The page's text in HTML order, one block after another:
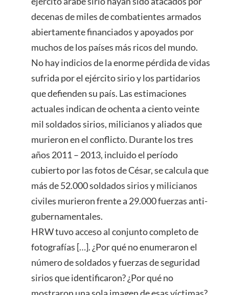
decenas de miles de combatientes armados
abiertamente financiados y apoyados por
muchos de los países más ricos del mundo.
No hay indicios de la enorme pérdida de vidas
sufrida por el ejército sirio y los partidarios
que defienden su país. Las estimaciones
actuales indican de ochenta a ciento veinte
mil soldados sirios, milicianos y aliados que
murieron en el conflicto. Durante los tres
años 2011 – 2013, incluido el período
cubierto por las fotos de César, se calcula que
más de 52.000 soldados sirios y milicianos
civiles murieron frente a 29.000 fuerzas anti-
gubernamentales.
HRW tuvo acceso al conjunto completo de
fotografías […]. ¿Por qué no enumeraron el
número de soldados y fuerzas de seguridad
sirios que identificaron? ¿Por qué no
mostraron una sola imagen de esas víctimas?